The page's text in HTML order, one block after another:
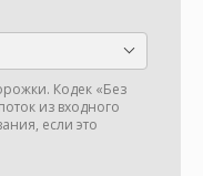
Кодек «Без
из входного
если это